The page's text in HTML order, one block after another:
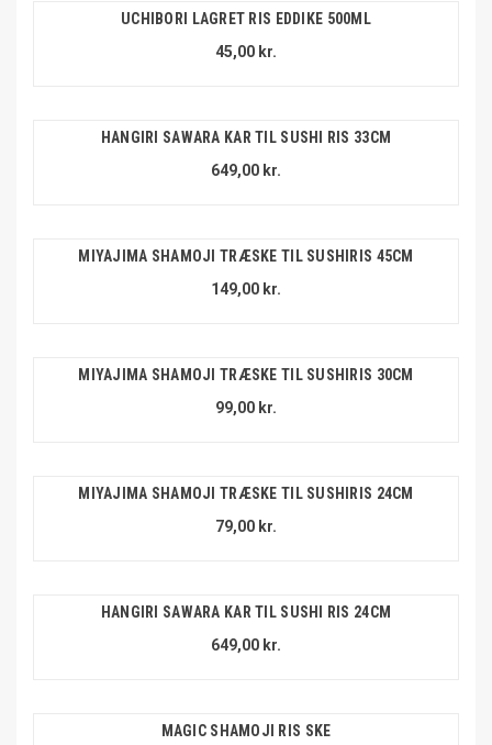
UCHIBORI LAGRET RIS EDDIKE 500ML
45,00 kr.
HANGIRI SAWARA KAR TIL SUSHI RIS 33CM
649,00 kr.
MIYAJIMA SHAMOJI TRÆSKE TIL SUSHIRIS 45CM
149,00 kr.
MIYAJIMA SHAMOJI TRÆSKE TIL SUSHIRIS 30CM
99,00 kr.
MIYAJIMA SHAMOJI TRÆSKE TIL SUSHIRIS 24CM
79,00 kr.
HANGIRI SAWARA KAR TIL SUSHI RIS 24CM
649,00 kr.
MAGIC SHAMOJI RIS SKE